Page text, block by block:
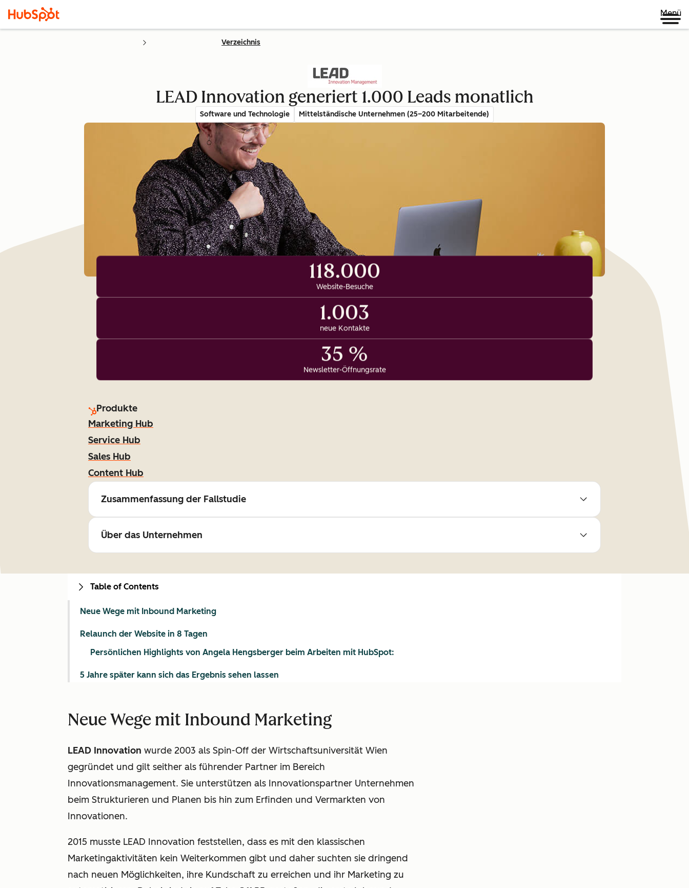
Menü
Verzeichnis
LEAD Innovation generiert 1.000 Leads monatlich
Software und Technologie Mittelständische Unternehmen (25–200 Mitarbeitende)
118.000
Website-Besuche
1.003
neue Kontakte
35 %
Newsletter-Öffnungsrate
Produkte
Marketing Hub
Service Hub
Sales Hub
Content Hub
Zusammenfassung der Fallstudie
Über das Unternehmen
Neue Wege mit Inbound Marketing
LEAD Innovation wurde 2003 als Spin-Off der Wirtschaftsuniversität Wien
gegründet und gilt seither als führender Partner im Bereich
Innovationsmanagement. Sie unterstützen als Innovationspartner Unternehmen
beim Strukturieren und Planen bis hin zum Erfinden und Vermarkten von
Innovationen.
2015 musste LEAD Innovation feststellen, dass es mit den klassischen
Marketingaktivitäten kein Weiterkommen gibt und daher suchten sie dringend
nach neuen Möglichkeiten, ihre Kundschaft zu erreichen und ihr Marketing zu
Table of Contents
Neue Wege mit Inbound Marketing
Relaunch der Website in 8 Tagen
Persönlichen Highlights von Angela Hengsberger beim Arbeiten mit HubSpot:
5 Jahre später kann sich das Ergebnis sehen lassen